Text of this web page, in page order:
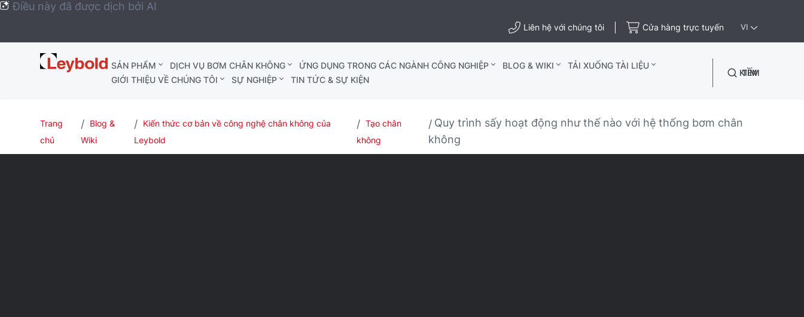
Điều này đã được dịch bởi AI
Liên hệ với chúng tôi Cửa hàng trực tuyến VI
Leybold
Global
SẢN PHẨM DỊCH VỤ BƠM CHÂN KHÔNG ỨNG DỤNG TRONG CÁC NGÀNH CÔNG NGHIỆP BLOG & WIKI
TẢI XUỐNG TÀI LIỆU
GIỚI THIỆU VỀ CHÚNG TÔI
SỰ NGHIỆP TIN TỨC & SỰ KIỆN
TÌM KIẾM
Trang
chủ
Blog &
Wiki
Kiến thức cơ bản về công nghệ chân không của
Leybold
Tạo chân
không
Quy trình sấy hoạt động như thế nào với hệ thống bơm chân
không